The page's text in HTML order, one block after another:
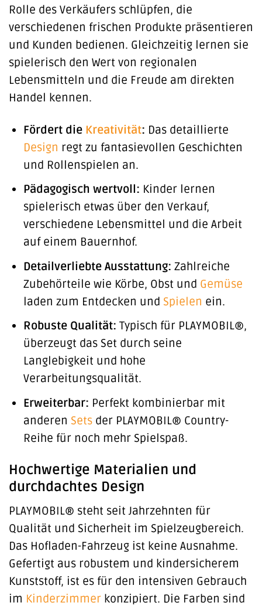
Rolle des Verkäufers schlüpfen, die
verschiedenen frischen Produkte präsentieren
und Kunden bedienen. Gleichzeitig lernen sie
spielerisch den Wert von regionalen
Lebensmitteln und die Freude am direkten
Handel kennen.
Fördert die Kreativität: Das detaillierte
Design regt zu fantasievollen Geschichten
und Rollenspielen an.
Pädagogisch wertvoll: Kinder lernen
spielerisch etwas über den Verkauf,
verschiedene Lebensmittel und die Arbeit
auf einem Bauernhof.
Detailverliebte Ausstattung: Zahlreiche
Zubehörteile wie Körbe, Obst und Gemüse
laden zum Entdecken und Spielen ein.
Robuste Qualität: Typisch für PLAYMOBIL®,
überzeugt das Set durch seine
Langlebigkeit und hohe
Verarbeitungsqualität.
Erweiterbar: Perfekt kombinierbar mit
anderen Setsder PLAYMOBIL® Country-
Reihe für noch mehr Spielspaß.
Hochwertige Materialien und
durchdachtes Design
PLAYMOBIL® steht seit Jahrzehnten für
Qualität und Sicherheit im Spielzeugbereich.
Das Hofladen-Fahrzeug ist keine Ausnahme.
Gefertigt aus robustem und kindersicherem
Kunststoff, ist es für den intensiven Gebrauch
im Kinderzimmer konzipiert. Die Farben sind